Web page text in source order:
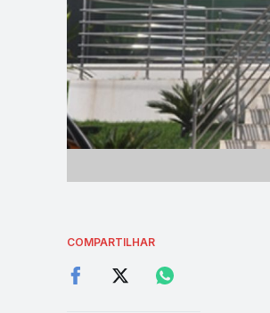
COMPARTILHAR